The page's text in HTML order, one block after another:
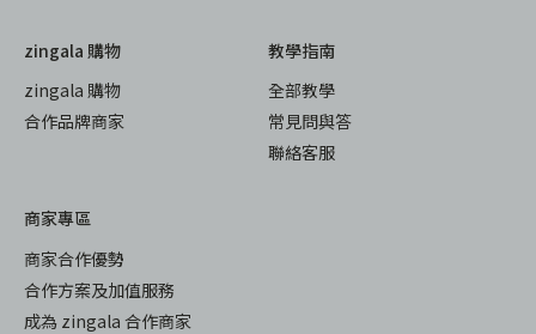
zingala 購物
zingala 購物
合作品牌商家
教學指南
全部教學
常見問與答
聯絡客服
商家專區
商家合作優勢
合作方案及加值服務
成為 zingala 合作商家